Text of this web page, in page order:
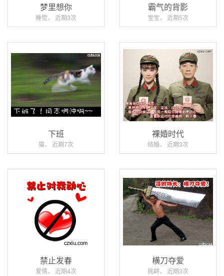
梦里想你
睡觉， 近期3次
霸气的背影
宝宝， 近期5次
下班
猫， 近期7次
裸婚时代
结婚， 近期3次
禁止发春
爱情， 近期4次
横刀夺爱
挑衅， 近期3次